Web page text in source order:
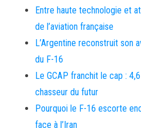
Entre haute technologie et
de l’aviation française
L’Argentine reconstruit son
du F-16
Le GCAP franchit le cap :
chasseur du futur
Pourquoi le F-16 escorte
face à l’Iran